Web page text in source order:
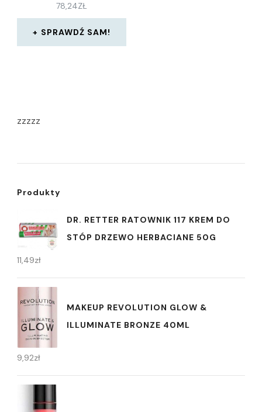
78,24ZŁ
SPRAWDŹ SAM!
zzzzz
Produkty
DR. RETTER RATOWNIK 117 KREM DO
STÓP DRZEWO HERBACIANE 50G
11,49zł
MAKEUP REVOLUTION GLOW &
ILLUMINATE BRONZE 40ML
9,92zł